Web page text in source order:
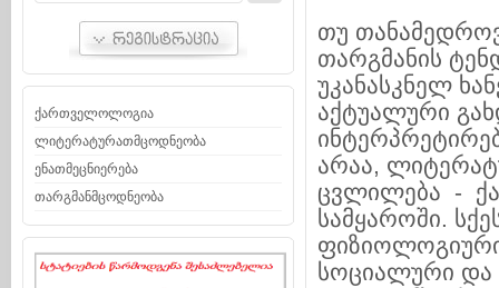
ქართველოლოგია
ლიტერატურათმცოდნეობა
ენათმეცნიერება
თარგმანმცოდნეობა
თუ
თარგმანის
უკანასკნელ
აქტუალური
არაა,
ცვლილება -
სამყაროში.
ფიზიოლოგიური
სოციალური და